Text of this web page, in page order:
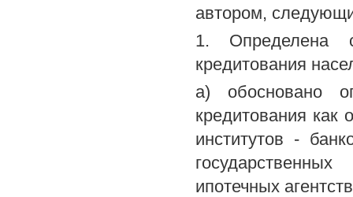
автором,
1. Определена
кредитования
а) обосновано
кредитования как
институтов -
ипотечных